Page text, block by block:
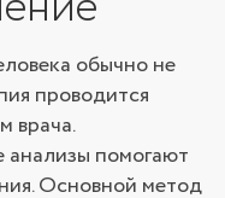
обычно не
проводится
врача.
помогают
Основной метод